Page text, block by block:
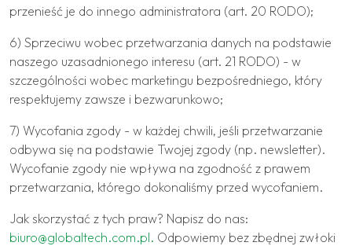
przenieść je do innego administratora (art. 20 RODO);
6) Sprzeciwu wobec przetwarzania danych na podstawie
naszego uzasadnionego interesu (art. 21 RODO) - w
szczególności wobec marketingu bezpośredniego, który
respektujemy zawsze i bezwarunkowo;
7) Wycofania zgody - w każdej chwili, jeśli przetwarzanie
odbywa się na podstawie Twojej zgody (np. newsletter).
Wycofanie zgody nie wpływa na zgodność z prawem
przetwarzania, którego dokonaliśmy przed wycofaniem.
Jak skorzystać z tych praw? Napisz do nas:
biuro@globaltech.com.pl. Odpowiemy bez zbędnej zwłoki